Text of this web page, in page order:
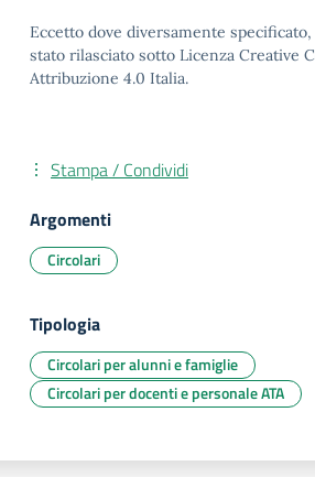
Eccetto dove diversamente
stato rilasciato sotto Licenza Creative
Attribuzione 4.0 Italia.
Stampa / Condividi
Argomenti
Circolari
Tipologia
Circolari per alunni e famiglie
Circolari per docenti e personale ATA